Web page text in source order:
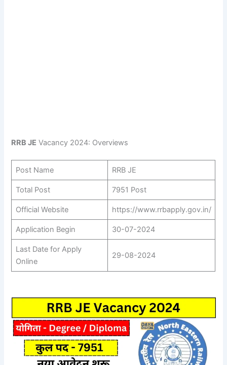
RRB JE Vacancy 2024: Overviews
Post Name RRB JE
Total Post 7951 Post
Official Website https://www.rrbapply.gov.in/
Application Begin 30-07-2024
Last Date for Apply
Online
29-08-2024